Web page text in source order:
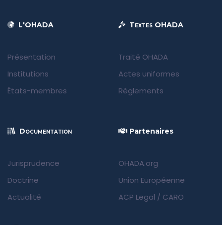
L'OHADA
Présentation
Institutions
États-membres
Textes OHADA
Traité OHADA
Actes uniformes
Règlements
Documentation
Jurisprudence
Doctrine
Actualité
Partenaires
OHADA.org
Union Européenne
ACP Legal / CARO